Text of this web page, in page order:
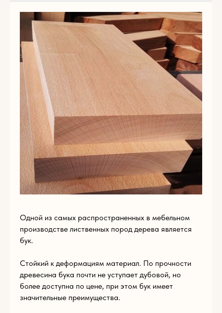
Одной из самых распространенных в мебельном
производстве лиственных пород дерева является
бук.
Стойкий к деформациям материал. По прочности
древесина бука почти не уступает дубовой, но
более доступна по цене, при этом бук имеет
значительные преимущества.
Пишите нампо
любым вопросам